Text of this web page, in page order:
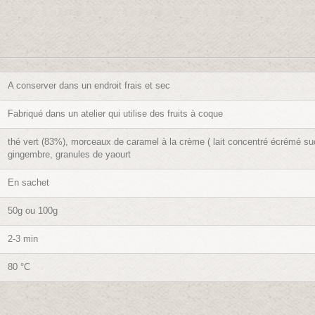
A conserver dans un endroit frais et sec
Fabriqué dans un atelier qui utilise des fruits à coque
thé vert (83%), morceaux de caramel à la crème ( lait concentré écrémé
gingembre, granules de yaourt
En sachet
50g ou 100g
2-3 min
80 °C